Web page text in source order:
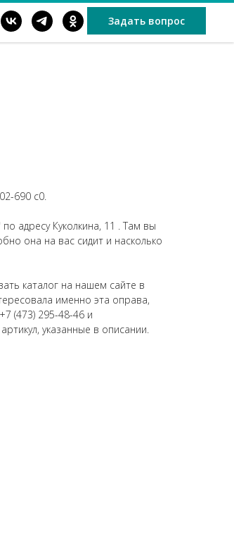
Задать вопрос
690 c0.
адресу Куколкина, 11 . Там вы
она на вас сидит и насколько
каталог на нашем сайте в
именно эта оправа,
+7 (473) 295-48-46 и
указанные в описании.